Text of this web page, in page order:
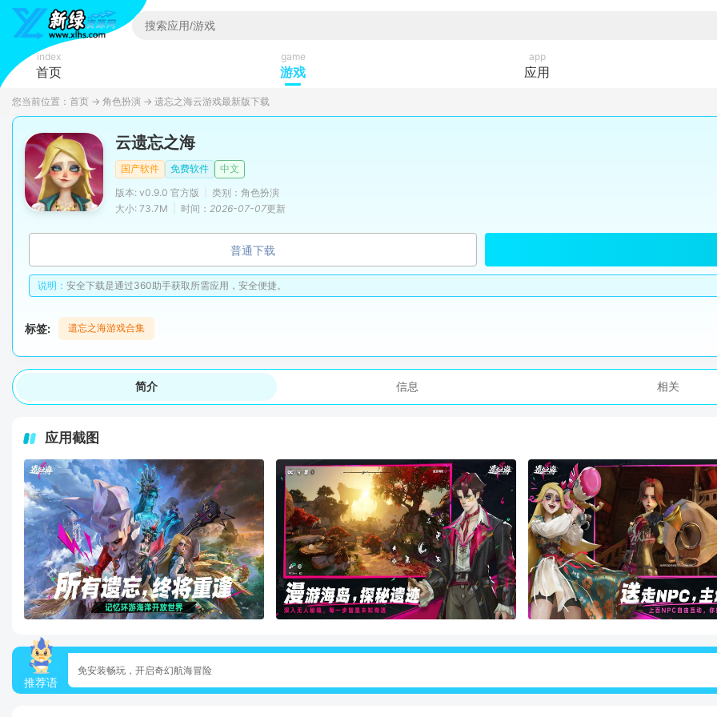
index
首页
game
游戏
app
应用
您当前位置： 首页 → 角色扮演 → 遗忘之海云游戏最新版下载
云遗忘之海
国产软件 免费软件
中文
版本: v0.9.0 官方版
类别：角色扮演
大小: 73.7M
时间： 2026-07-07更新
普通下载
说明： 安全下载是通过360助手获取所需应用，安全便捷。
标签: 遗忘之海游戏合集
简介 信息 相关
应用截图
推荐语
免安装畅玩，开启奇幻航海冒险